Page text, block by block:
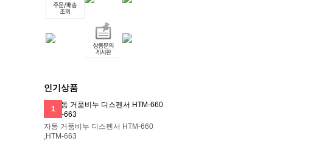
인기상품
1
자동 거품비누 디스펜서 HTM-660
,HTM-663